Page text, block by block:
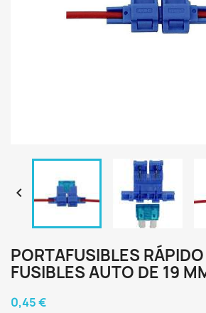

PORTAFUSIBLES
FUSIBLES AUTO DE 19
0,45 €